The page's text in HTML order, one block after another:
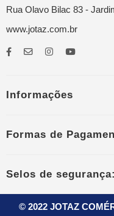
Rua Olavo Bilac 83 -
www.jotaz.com.br
Informações
Formas de
Selos de segurança:
© 2022 JOTAZ